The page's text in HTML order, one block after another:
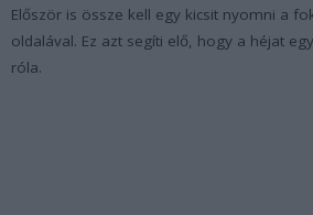
Először is össze kell egy kicsit nyomni a
oldalával. Ez azt segíti elő, hogy a héjat
róla.